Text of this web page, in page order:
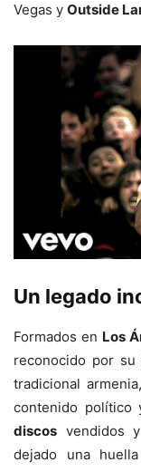
Vegas y Outside
Un legado
Formados en Los
reconocido por
tradicional
contenido político
discos vendidos
dejado una